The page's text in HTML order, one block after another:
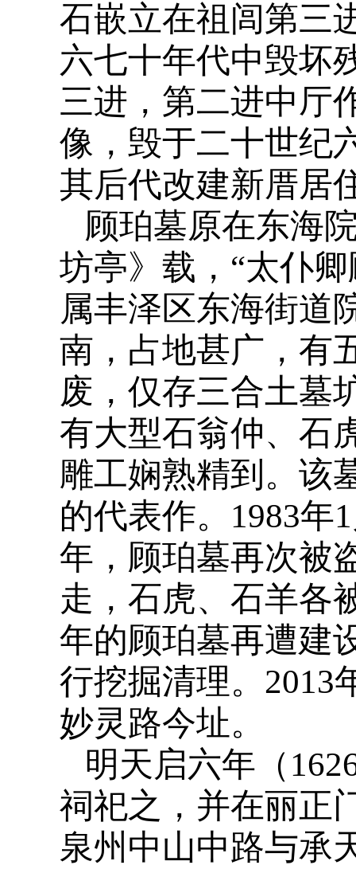
石嵌立在祖闾第三
六七十年代中毁坏
三进，第二进中厅
像，毁于二十世纪
其后代改建新厝居
顾珀墓原在东海
坊亭》载，“太仆
属丰泽区东海街道
南，占地甚广，有
废，仅存三合土墓
有大型石翁仲、石
雕工娴熟精到。该
的代表作。1983年
年，顾珀墓再次被
走，石虎、石羊各
年的顾珀墓再遭建
行挖掘清理。2013
妙灵路今址。
明天启六年（
祠祀之，并在丽正
泉州中山中路与承